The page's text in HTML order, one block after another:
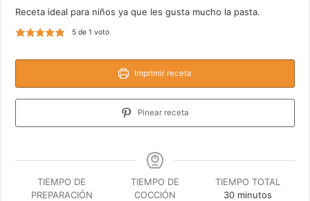
Receta ideal para niños ya que les gusta mucho la pasta.
5de 1 voto
Imprimir receta
Pinear receta
TIEMPO DE
PREPARACIÓN
TIEMPO DE
COCCIÓN
TIEMPO TOTAL
30minutos
minutos